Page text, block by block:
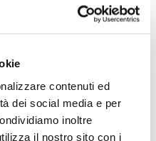
contenuti ed
dei social media e per
inoltre
il nostro sito con i
nella batteria agli ioni
recuperata. Il processo poi
e riduce drasticamente